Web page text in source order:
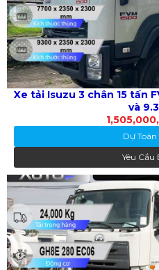
Xe tải Isuzu 3 chân 15 tấn
và
Dự
Yêu Cầu